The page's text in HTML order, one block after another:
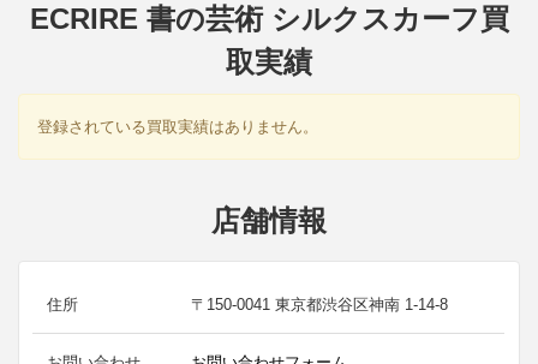
ECRIRE 書の芸術 シルクスカーフ買
取実績
登録されている買取実績はありません。
店舗情報
住所 〒150-0041 東京都渋谷区神南 1-14-8